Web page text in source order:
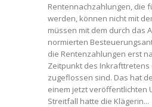
Rentennachzahlungen, die
werden, können nicht mit
müssen mit dem durch das
normierten
die Rentenzahlungen erst
Zeitpunkt des Inkrafttretens
zugeflossen sind. Das hat
einem jetzt veröffentlichten
Streitfall hatte die Klägerin...